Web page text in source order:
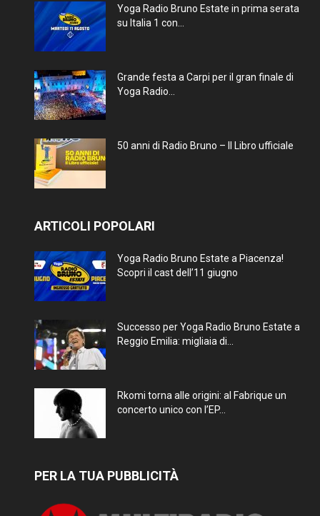
Yoga Radio Bruno Estate in prima serata
su Italia 1 con...
Grande festa a Carpi per il gran finale di
Yoga Radio...
50 anni di Radio Bruno – Il Libro ufficiale
ARTICOLI POPOLARI
Yoga Radio Bruno Estate a Piacenza!
Scopri il cast dell’11 giugno
Successo per Yoga Radio Bruno Estate a
Reggio Emilia: migliaia di...
Rkomi torna alle origini: al Fabrique un
concerto unico con l’EP...
PER LA TUA PUBBLICITÀ